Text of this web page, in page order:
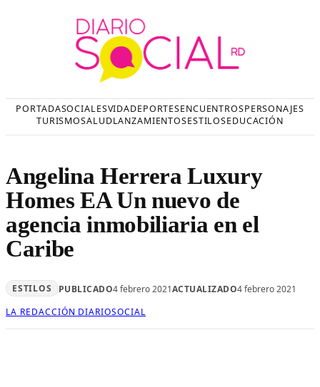
PORTADASOCIALESVIDADEPORTESENCUENTROSPERSONAJES
TURISMOSALUDLANZAMIENTOSESTILOSEDUCACIÓN
Angelina Herrera Luxury
Homes EA Un nuevo de
agencia inmobiliaria en el
Caribe
ESTILOS PUBLICADO4 febrero 2021ACTUALIZADO4 febrero 2021
LA REDACCIÓN DIARIOSOCIAL